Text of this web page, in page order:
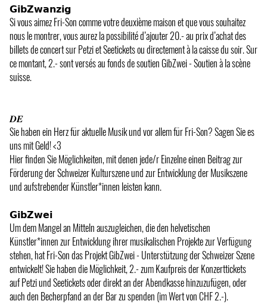
𝗚𝗶𝗯𝗭𝘄𝗮𝗻𝘇𝗶𝗴
Si vous aimez Fri-Son comme votre deuxième maison et que vous souhaitez
nous le montrer, vous aurez la possibilité d’ajouter 20.- au prix d’achat des
billets de concert sur Petzi et Seetickets ou directement à la caisse du soir. Sur
ce montant, 2.- sont versés au fonds de soutien GibZwei - Soutien à la scène
suisse.
𝑫𝑬
Sie haben ein Herz für aktuelle Musik und vor allem für Fri-Son? Sagen Sie es
uns mit Geld! <3
Hier finden Sie Möglichkeiten, mit denen jede/r Einzelne einen Beitrag zur
Förderung der Schweizer Kulturszene und zur Entwicklung der Musikszene
und aufstrebender Künstler*innen leisten kann.
𝗚𝗶𝗯𝗭𝘄𝗲𝗶
Um dem Mangel an Mitteln auszugleichen, die den helvetischen
Künstler*innen zur Entwicklung ihrer musikalischen Projekte zur Verfügung
stehen, hat Fri-Son das Projekt GibZwei - Unterstützung der Schweizer Szene
entwickelt! Sie haben die Möglichkeit, 2.- zum Kaufpreis der Konzerttickets
auf Petzi und Seetickets oder direkt an der Abendkasse hinzuzufügen, oder
auch den Becherpfand an der Bar zu spenden (im Wert von CHF 2.-).